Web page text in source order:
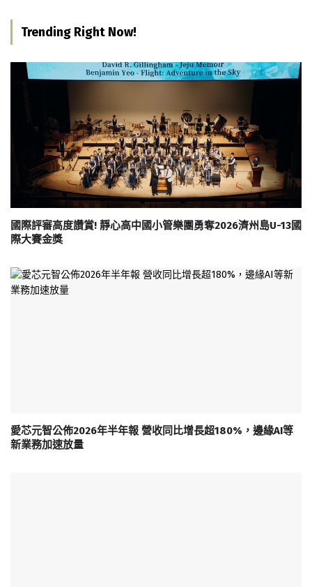
Trending Right Now!
國際評審高度讚賞! 靜心高中國小管樂團勇奪2026濟州島U-13國
際大賽金獎
愛芯元智公佈2026年半年報 營收同比增長超180%，邊緣AI等
新業務加速放量